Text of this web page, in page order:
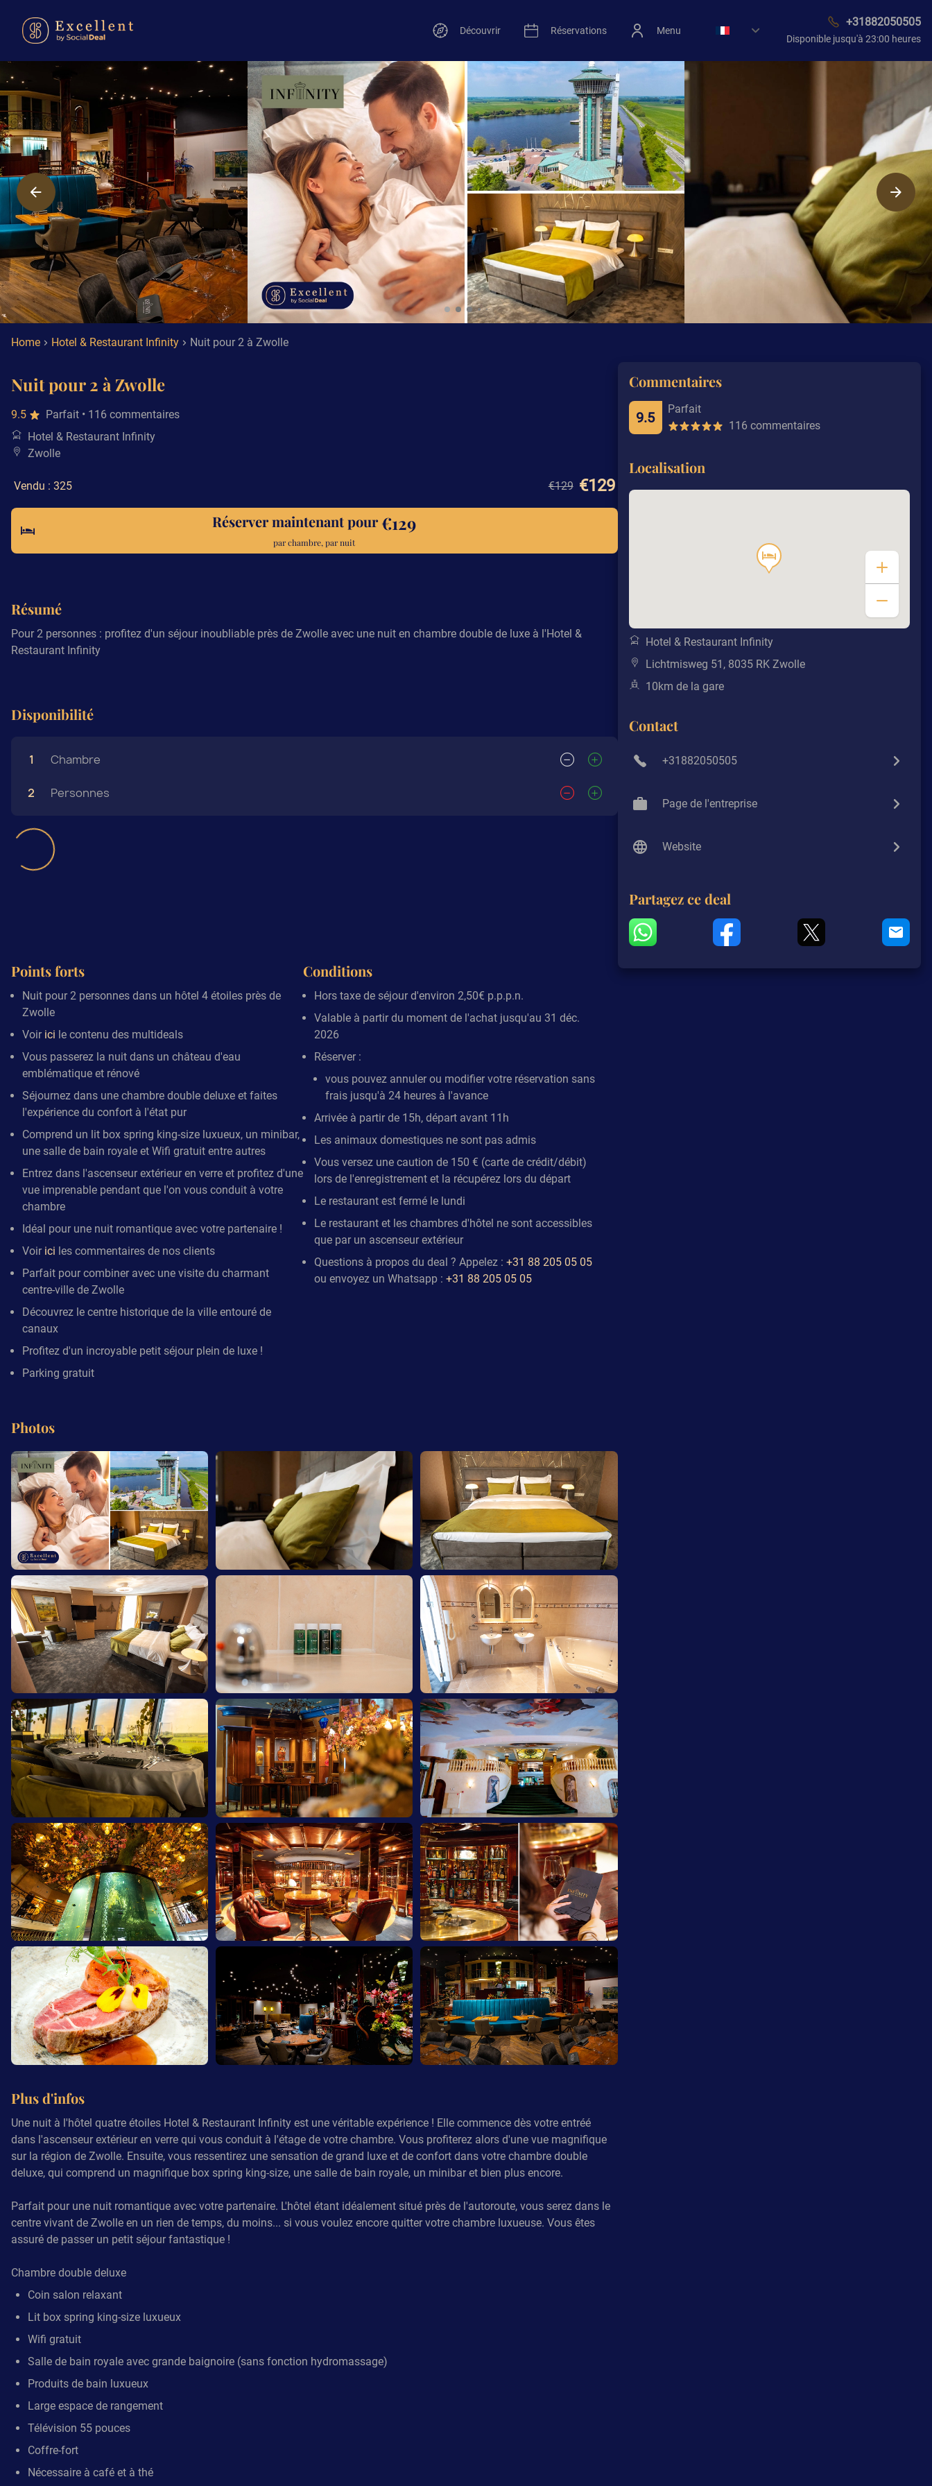
Découvrir Réservations Menu
+31882050505
Disponible jusqu'à 23:00 heures
Home Hotel & Restaurant Infinity Nuit pour 2 à Zwolle
Nuit pour 2 à Zwolle
9.5 Parfait • 116 commentaires
Hotel & Restaurant Infinity
Zwolle
Vendu : 325 €129 €129
Réserver maintenant pour€129
par chambre, par nuit
Résumé
Pour 2 personnes : profitez d'un séjour inoubliable près de Zwolle avec une nuit en chambre double de luxe à l'Hotel &
Restaurant Infinity
Disponibilité
1 Chambre
2 Personnes
Points forts
Nuit pour 2 personnes dans un hôtel 4 étoiles près de
Zwolle
Voir ici le contenu des multideals
Vous passerez la nuit dans un château d'eau
emblématique et rénové
Séjournez dans une chambre double deluxe et faites
l'expérience du confort à l'état pur
Comprend un lit box spring king-size luxueux, un minibar,
une salle de bain royale et Wifi gratuit entre autres
Entrez dans l'ascenseur extérieur en verre et profitez d'une
vue imprenable pendant que l'on vous conduit à votre
chambre
Idéal pour une nuit romantique avec votre partenaire !
Voir ici les commentaires de nos clients
Parfait pour combiner avec une visite du charmant
centre-ville de Zwolle
Découvrez le centre historique de la ville entouré de
canaux
Profitez d'un incroyable petit séjour plein de luxe !
Parking gratuit
Conditions
Hors taxe de séjour d'environ 2,50€ p.p.p.n.
Valable à partir du moment de l'achat jusqu'au 31 déc.
2026
Réserver :
vous pouvez annuler ou modifier votre réservation sans
frais jusqu'à 24 heures à l'avance
Arrivée à partir de 15h, départ avant 11h
Les animaux domestiques ne sont pas admis
Vous versez une caution de 150 € (carte de crédit/débit)
lors de l'enregistrement et la récupérez lors du départ
Le restaurant est fermé le lundi
Le restaurant et les chambres d'hôtel ne sont accessibles
que par un ascenseur extérieur
Questions à propos du deal ? Appelez :+31 88 205 05 05
ou envoyez un Whatsapp :+31 88 205 05 05
Photos
Plus d'infos
Une nuit à l'hôtel quatre étoiles Hotel & Restaurant Infinity est une véritable expérience ! Elle commence dès votre entréé
dans l'ascenseur extérieur en verre qui vous conduit à l'étage de votre chambre. Vous profiterez alors d'une vue magnifique
sur la région de Zwolle. Ensuite, vous ressentirez une sensation de grand luxe et de confort dans votre chambre double
deluxe, qui comprend un magnifique box spring king-size, une salle de bain royale, un minibar et bien plus encore.
Parfait pour une nuit romantique avec votre partenaire. L'hôtel étant idéalement situé près de l'autoroute, vous serez dans le
centre vivant de Zwolle en un rien de temps, du moins... si vous voulez encore quitter votre chambre luxueuse. Vous êtes
assuré de passer un petit séjour fantastique !
Chambre double deluxe
Coin salon relaxant
Lit box spring king-size luxueux
Wifi gratuit
Salle de bain royale avec grande baignoire (sans fonction hydromassage)
Produits de bain luxueux
Large espace de rangement
Télévision 55 pouces
Coffre-fort
Nécessaire à café et à thé
Commentaires
9.5
Parfait
116 commentaires
Localisation
Hotel & Restaurant Infinity
Lichtmisweg 51, 8035 RK Zwolle
10km de la gare
Contact
+31882050505
Page de l'entreprise
Website
Partagez ce deal